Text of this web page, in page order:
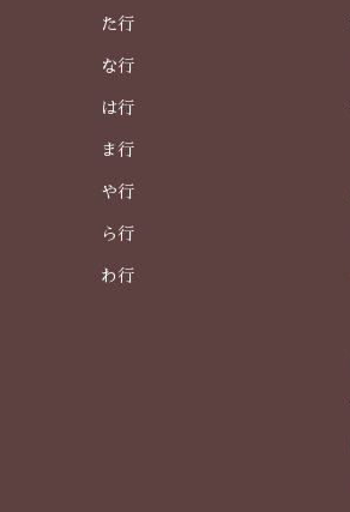
た行
な行
は行
ま行
や行
ら行
わ行